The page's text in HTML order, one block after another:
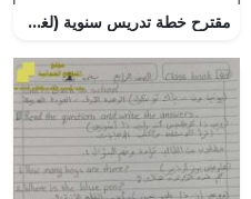
مقترح خطة تدريس سنوية (لغة عربية) الثالث